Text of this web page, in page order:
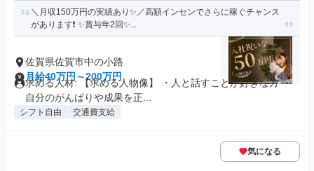
＼月収150万円の実績あり✨／高額インセンでさらに稼ぐチャンス
があります❗ ✨賞与年2回✨...
佐賀県佐賀市中の小路
月給40万円～200万円
求める人材: 【求める人物像】 ・人と話すことが好きな方 ・
自分のがんばりや成果を正...
シフト自由 交通費支給
気になる